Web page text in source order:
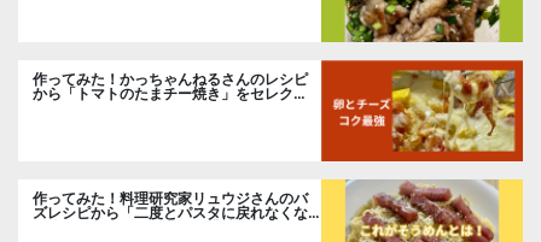
作ってみた！かっちゃんねるさんのレシピ
から「トマトのたまチー焼き」をセレク
作ってみた！料理研究家リュウジさんのバ
ズレシピから「二度とパスタに戻れなくな
る冷やしカルボナーラ」に挑戦。